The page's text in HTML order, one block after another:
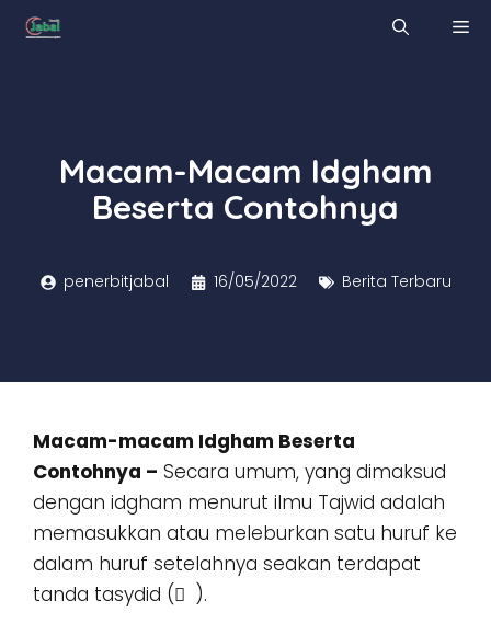
Skip
Macam-Macam Idgham
Beserta Contohnya
penerbitjabal 16/05/2022 Berita Terbaru
Macam-macam Idgham Beserta
Contohnya – Secara umum, yang dimaksud
dengan idgham menurut ilmu Tajwid adalah
memasukkan atau meleburkan satu huruf ke
dalam huruf setelahnya seakan terdapat
tanda tasydid ( ّ ).